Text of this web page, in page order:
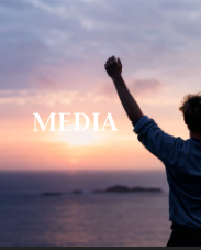
MEDIA